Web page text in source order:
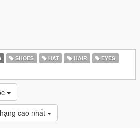
SHOES HAT HAIR
EYES
cao nhất